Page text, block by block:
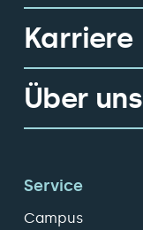
Karriere
Über uns
Service
Campus